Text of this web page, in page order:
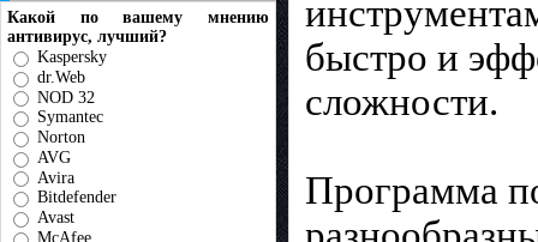
Какой по вашему мнению
антивирус, лучший?
Kaspersky
dr.Web
NOD 32
Symantec
Norton
AVG
Avira
Bitdefender
Avast
McAfee
быстро и
сложности.
Программа